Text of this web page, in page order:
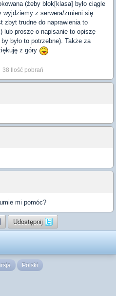
(żeby blok[klasa] było ciągle
wyjdziemy z serwera/zmieni się
zbyt trudne do naprawienia to
lub proszę o napisanie to opiszę
było to potrzebne). Także za
z góry
38 Ilość pobrań
mi pomóc?
Udostępnij
Polski